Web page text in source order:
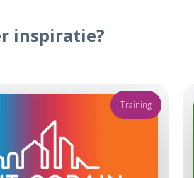
inspiratie?
Training